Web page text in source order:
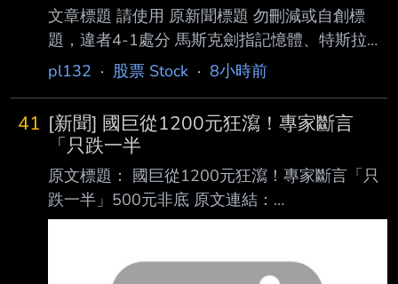
文章標題 請使用 原新聞標題 勿刪減或自創標
題，違者4-1處分 馬斯克劍指記憶體、特斯拉為
Terafab 徵 DRAM 人才 原文標題： 請勿刪減或
結： 網址超過一行，請用縮網址，連結不能點
擊者板規 1-2-2 處分。
https://tinyurl.com/2bx2axum 發布時間： 請勿
張貼超過3天新聞 發布日期 2026 年 08 月 07
日 13:50 記者署名： 作者 MoneyDJ 原文內容：
pl132 · 股票 Stock · 8小時前
41 [新聞] 國巨從1200元狂瀉！專家斷言
「只跌一半
原文標題： 國巨從1200元狂瀉！專家斷言「只
跌一半」500元非底 原文連結：
https://www.setn.com/news/1885776 發布時
綜合報導 原文內容： 一名網友日前透露，花